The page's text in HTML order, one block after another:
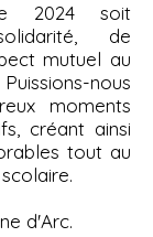
2024 soit
de
mutuel au
nous
moments
créant ainsi
tout au
d'Arc.